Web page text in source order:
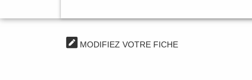
MODIFIEZ VOTRE FICHE